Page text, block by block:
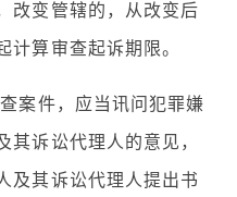
改变管辖的，从改变后
计算审查起诉期限。
案件，应当讯问犯罪嫌
其诉讼代理人的意见，
及其诉讼代理人提出书